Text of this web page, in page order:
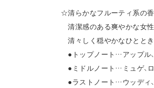
☆清らかなフルーティ系の香
清潔感のある爽やかな女
清々しく穏やかなひととき
●トップノート…アップル、
●ミドルノート…ミュゲ、
●ラストノート…ウッディ